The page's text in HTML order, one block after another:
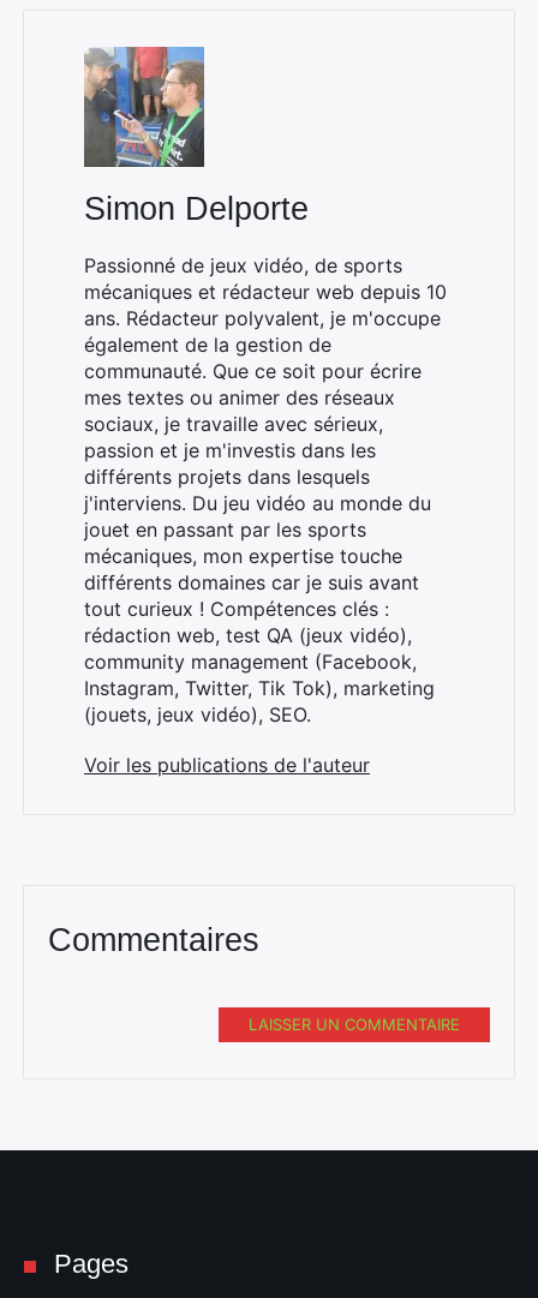
Simon Delporte
Passionné de jeux vidéo, de sports
mécaniques et rédacteur web depuis 10
ans. Rédacteur polyvalent, je m'occupe
également de la gestion de
communauté. Que ce soit pour écrire
mes textes ou animer des réseaux
sociaux, je travaille avec sérieux,
passion et je m'investis dans les
différents projets dans lesquels
j'interviens. Du jeu vidéo au monde du
jouet en passant par les sports
mécaniques, mon expertise touche
différents domaines car je suis avant
tout curieux ! Compétences clés :
rédaction web, test QA (jeux vidéo),
community management (Facebook,
Instagram, Twitter, Tik Tok), marketing
(jouets, jeux vidéo), SEO.
Voir les publications de l'auteur
Commentaires
LAISSER UN COMMENTAIRE
Pages